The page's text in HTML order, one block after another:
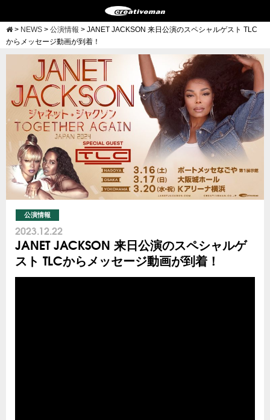
> NEWS > 公演情報 > JANET JACKSON 来日公演のスペシャルゲスト TLC
からメッセージ動画が到着！
公演情報
2023.12.22
JANET JACKSON 来日公演のスペシャルゲ
スト TLCからメッセージ動画が到着！